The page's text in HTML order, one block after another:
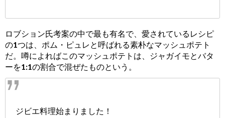
ロブション氏考案の中で最も有名で、愛されているレシピ
の1つは、ポム・ピュレと呼ばれる素朴なマッシュポテト
だ。噂によればこのマッシュポテトは、ジャガイモとバタ
ーを1:1の割合で混ぜたものという。
ジビエ料理始まりました！